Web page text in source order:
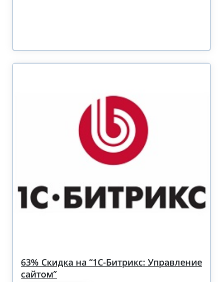
63% Скидка на “1С-Битрикс: Управление
сайтом”